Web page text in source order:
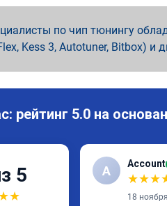
по чип тюнингу
Kess 3, Autotuner, Bitbox) и
рейтинг 5.0 на
5
★
A Account
★★★
18